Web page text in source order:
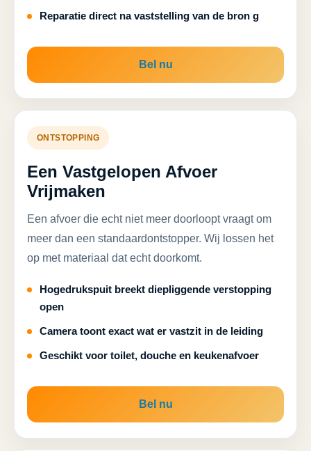
Reparatie direct na vaststelling van de bron g
Bel nu
ONTSTOPPING
Een Vastgelopen Afvoer
Vrijmaken
Een afvoer die echt niet meer doorloopt vraagt om
meer dan een standaardontstopper. Wij lossen het
op met materiaal dat echt doorkomt.
Hogedrukspuit breekt diepliggende verstopping
open
Camera toont exact wat er vastzit in de leiding
Geschikt voor toilet, douche en keukenafvoer
Bel nu